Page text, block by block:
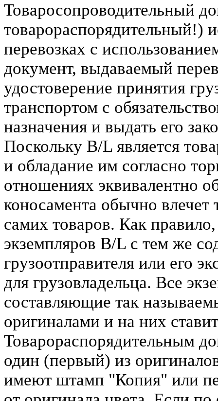
Товаросопроводительный
товарораспорядительный!)
перевозках с
документ, выдаваемый
удостоверение принятия
транспортом с
назначения и выдать его
Поскольку B/L является
и обладание им согласно
отношениях эквивалентно
коносамента обычно влечет
самих товаров. Как
экземпляров B/L с тем же
грузоотправителя или его
для грузовладельца. Все
составляющие так
оригиналами и на них
Товарораспорядительным
один (первый) из
имеют штамп "Копия" или